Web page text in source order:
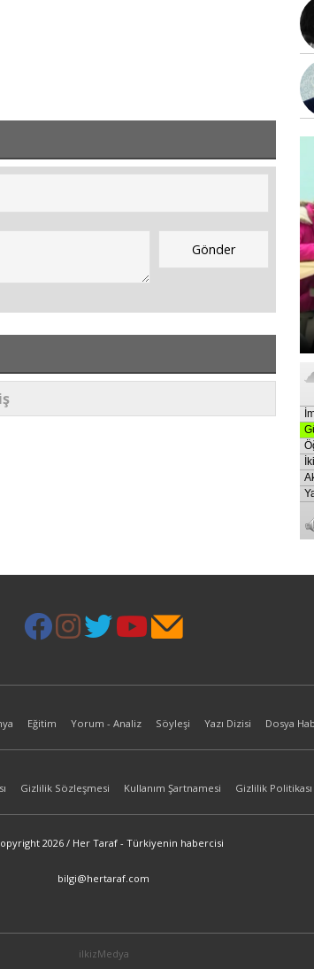
Eğitim Yorum - Analiz Söyleşi Yazı Dizisi Dosya
Gizlilik Sözleşmesi Kullanım Şartnamesi Gizlilik Politikası
2026 / Her Taraf - Türkiyenin habercisi
bilgi@hertaraf.com
ilkizMedya